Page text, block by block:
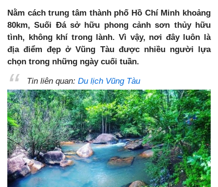
Nằm cách trung tâm thành phố Hồ Chí Minh khoảng
80km, Suối Đá sở hữu phong cảnh sơn thủy hữu
tình, không khí trong lành. Vì vậy, nơi đây luôn là
địa điểm đẹp ở Vũng Tàu được nhiều người lựa
chọn trong những ngày cuối tuần.
Tin liên quan: Du lịch Vũng Tàu